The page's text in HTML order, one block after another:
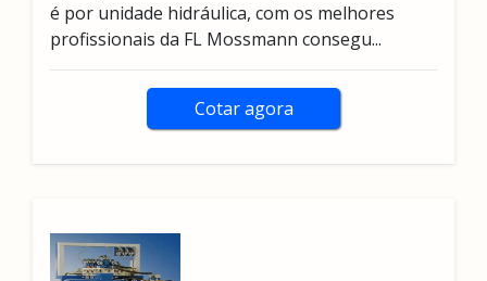
é por unidade hidráulica, com os melhores
profissionais da FL Mossmann consegu...
Cotar agora